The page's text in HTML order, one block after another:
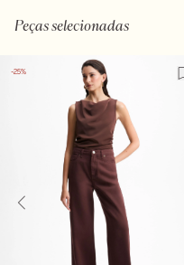
Peças selecionadas
-25%